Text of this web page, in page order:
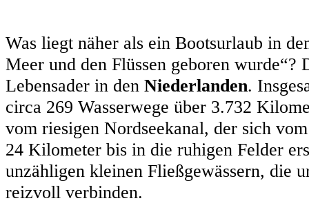
Was liegt näher als ein Bootsurlaub in
Meer und den Flüssen geboren wurde“?
Lebensader in den Niederlanden.
circa 269 Wasserwege über 3.732
vom riesigen Nordseekanal, der sich
24 Kilometer bis in die ruhigen Felder
unzähligen kleinen Fließgewässern, die
reizvoll verbinden.